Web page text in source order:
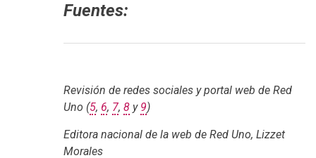
Fuentes:
Revisión de redes sociales y portal web de Red
Uno (5, 6, 7, 8 y 9)
Editora nacional de la web de Red Uno, Lizzet
Morales